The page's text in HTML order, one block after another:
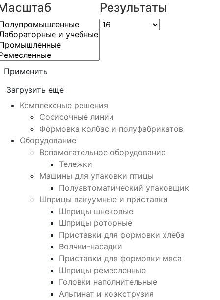
Результаты
Применить
Загрузить еще
Комплексные решения
Сосисочные линии
Формовка колбас и полуфабрикатов
Оборудование
Вспомогательное оборудование
Тележки
Машины для упаковки птицы
Полуавтоматический упаковщик
Шприцы вакуумные и приставки
Шприцы шнековые
Шприцы роторные
Приставки для формовки хлеба
Волчки-насадки
Приставки для формовки мяса
Шприцы ремесленные
Головки наполнительные
Альгинат и коэкструзия